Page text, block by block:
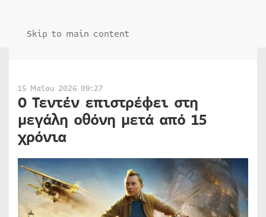
Skip to main content
15 Μαΐου 2026 09:27
Ο Τεντέν επιστρέφει στη
μεγάλη οθόνη μετά από 15
χρόνια